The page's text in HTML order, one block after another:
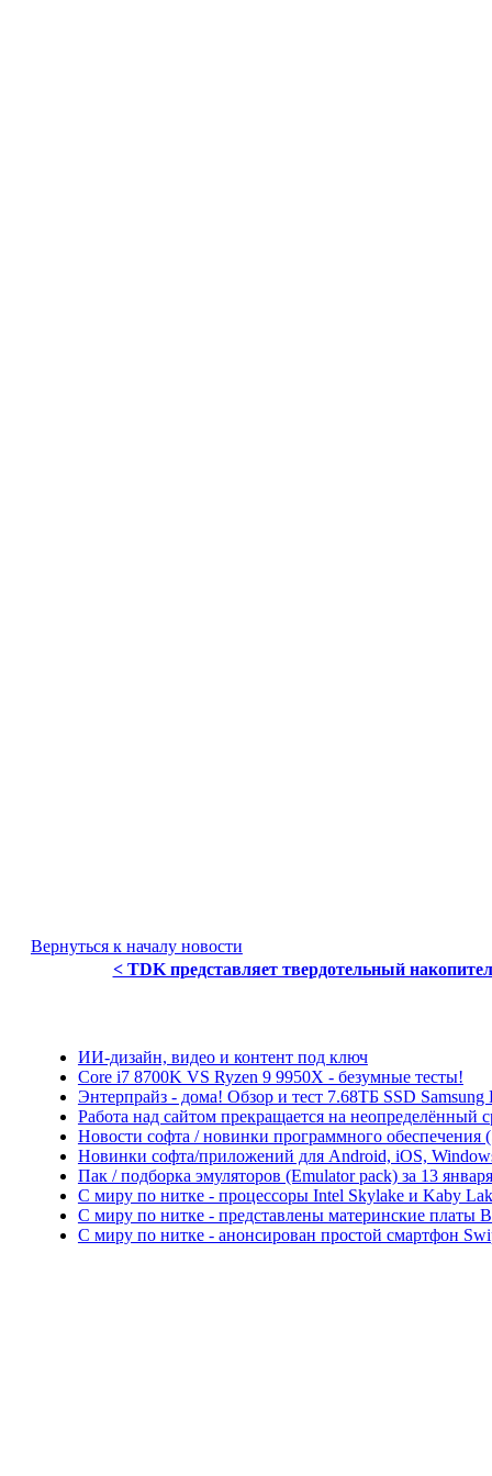
Вернуться к началу новости
< TDK представляет твердотельный
ИИ-дизайн, видео и контент под ключ
Core i7 8700K VS Ryzen 9 9950X - безумные тесты!
Энтерпрайз - дома! Обзор и тест 7.68ТБ SSD Samsung
Работа над сайтом прекращается на неопределённый
Новости софта / новинки программного обеспечения
Новинки софта/приложений для Android, iOS,
Пак / подборка эмуляторов (Emulator pack) за 13
С миру по нитке - процессоры Intel Skylake и Kaby
С миру по нитке - представлены материнские платы
С миру по нитке - анонсирован простой смартфон